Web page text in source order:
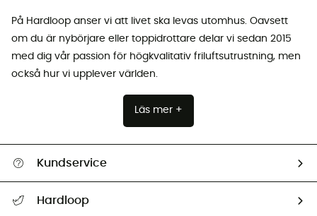
På Hardloop anser vi att livet ska levas utomhus. Oavsett
om du är nybörjare eller toppidrottare delar vi sedan 2015
med dig vår passion för högkvalitativ friluftsutrustning, men
också hur vi upplever världen.
Läs mer +
Kundservice
Hardloop